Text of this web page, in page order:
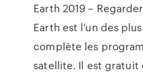
Earth 2019 –
Earth est l’un des
complète les
satellite. Il est gratuit